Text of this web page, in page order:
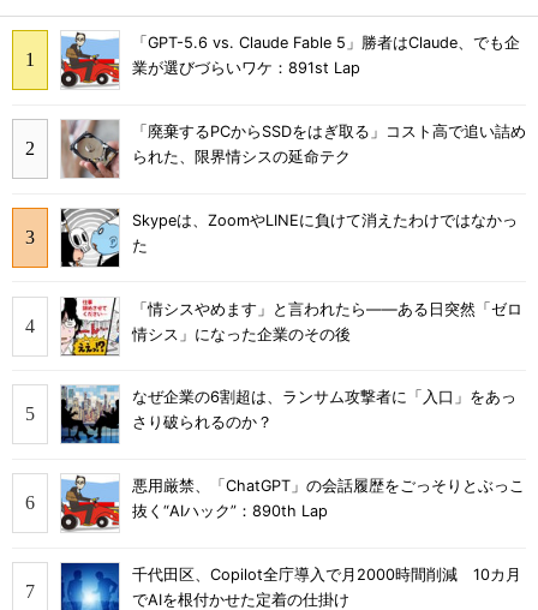
「GPT-5.6 vs. Claude Fable 5」勝者はClaude、でも企
業が選びづらいワケ：891st Lap
「廃棄するPCからSSDをはぎ取る」コスト高で追い詰め
られた、限界情シスの延命テク
Skypeは、ZoomやLINEに負けて消えたわけではなかっ
た
「情シスやめます」と言われたら――ある日突然「ゼロ
情シス」になった企業のその後
なぜ企業の6割超は、ランサム攻撃者に「入口」をあっ
さり破られるのか？
悪用厳禁、「ChatGPT」の会話履歴をごっそりとぶっこ
抜く“AIハック”：890th Lap
千代田区、Copilot全庁導入で月2000時間削減 10カ月
でAIを根付かせた定着の仕掛け